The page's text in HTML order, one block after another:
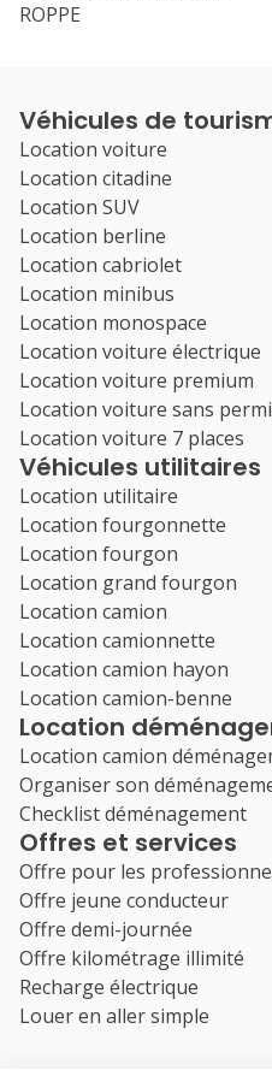
ROPPE
Véhicules de
Location voiture
Location citadine
Location SUV
Location berline
Location cabriolet
Location minibus
Location monospace
Location voiture électrique
Location voiture premium
Location voiture sans
Location voiture 7 places
Véhicules utilitaires
Location utilitaire
Location fourgonnette
Location fourgon
Location grand fourgon
Location camion
Location camionnette
Location camion hayon
Location camion-benne
Location
Location camion
Organiser son
Checklist déménagement
Offres et services
Offre pour les
Offre jeune conducteur
Offre demi-journée
Offre kilométrage illimité
Recharge électrique
Louer en aller simple